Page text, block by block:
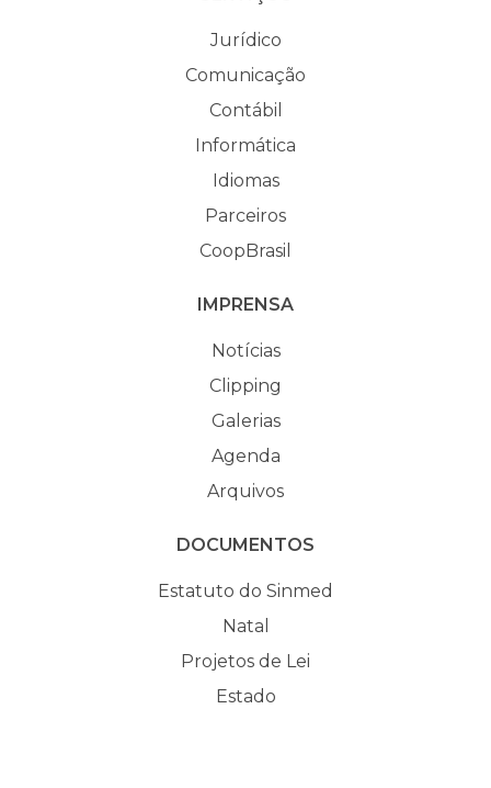
Jurídico
Comunicação
Contábil
Informática
Idiomas
Parceiros
CoopBrasil
IMPRENSA
Notícias
Clipping
Galerias
Agenda
Arquivos
DOCUMENTOS
Estatuto do Sinmed
Natal
Projetos de Lei
Estado